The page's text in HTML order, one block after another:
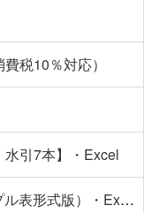
税10％対応）
引7本】・Excel
健康保険資格喪失証明書（シンプル表形式版）・Excel【見本付き】